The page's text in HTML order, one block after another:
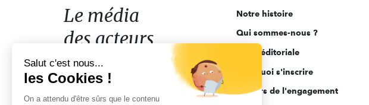
acteurs
de
l'engagement
Le média
des acteurs
de l'engagement
Notre histoire
Qui sommes-nous ?
Ligne éditoriale
Pourquoi s'inscrire
Acteurs de l'engagement
Salut c'est nous...
les Cookies !
On a attendu d'être sûrs que le contenu